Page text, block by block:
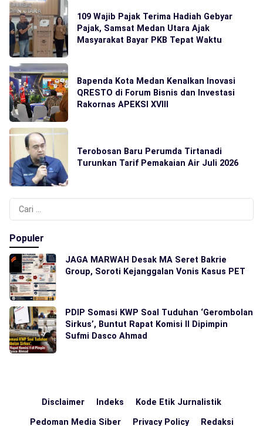
109 Wajib Pajak Terima Hadiah Gebyar
Pajak, Samsat Medan Utara Ajak
Masyarakat Bayar PKB Tepat Waktu
Bapenda Kota Medan Kenalkan Inovasi
QRESTO di Forum Bisnis dan Investasi
Rakornas APEKSI XVIII
Terobosan Baru Perumda Tirtanadi
Turunkan Tarif Pemakaian Air Juli 2026
Cari
untuk:
Populer
JAGA MARWAH Desak MA Seret Bakrie
Group, Soroti Kejanggalan Vonis Kasus PET
PDIP Somasi KWP Soal Tuduhan ‘Gerombolan
Sirkus’, Buntut Rapat Komisi II Dipimpin
Sufmi Dasco Ahmad
Disclaimer Indeks Kode Etik Jurnalistik
Pedoman Media Siber Privacy Policy Redaksi